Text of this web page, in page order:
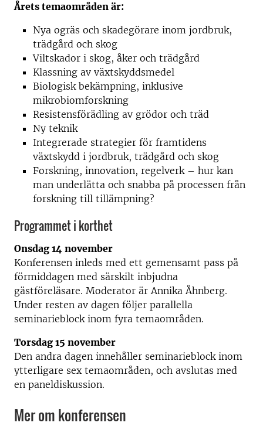
Årets temaområden är:
Nya ogräs och skadegörare inom jordbruk,
trädgård och skog
Viltskador i skog, åker och trädgård
Klassning av växtskyddsmedel
Biologisk bekämpning, inklusive
mikrobiomforskning
Resistensförädling av grödor och träd
Ny teknik
Integrerade strategier för framtidens
växtskydd i jordbruk, trädgård och skog
Forskning, innovation, regelverk – hur kan
man underlätta och snabba på processen från
forskning till tillämpning?
Programmet i korthet
Onsdag 14 november
Konferensen inleds med ett gemensamt pass på
förmiddagen med särskilt inbjudna
gästföreläsare. Moderator är Annika Åhnberg.
Under resten av dagen följer parallella
seminarieblock inom fyra temaområden.
Torsdag 15 november
Den andra dagen innehåller seminarieblock inom
ytterligare sex temaområden, och avslutas med
en paneldiskussion.
Mer om konferensen